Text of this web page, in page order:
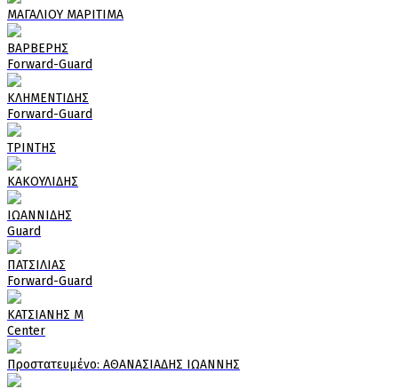
ΜΑΓΑΛΙΟΥ ΜΑΡΙΤΙΜΑ
ΒΑΡΒΕΡΗΣ
Forward-Guard
ΚΛΗΜΕΝΤΙΔΗΣ
Forward-Guard
ΤΡΙΝΤΗΣ
ΚΑΚΟΥΛΙΔΗΣ
ΙΩΑΝΝΙΔΗΣ
Guard
ΠΑΤΣΙΛΙΑΣ
Forward-Guard
ΚΑΤΣΙΑΝΗΣ Μ
Center
Πρoστατευμένο: ΑΘΑΝΑΣΙΑΔΗΣ ΙΩΑΝΝΗΣ